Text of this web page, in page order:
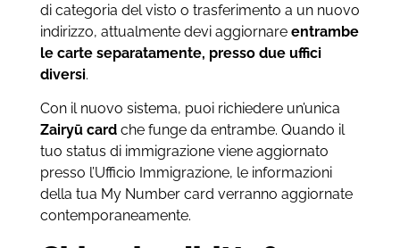
di categoria del visto o trasferimento a un nuovo
indirizzo, attualmente devi aggiornare entrambe
le carte separatamente, presso due uffici
diversi.
Con il nuovo sistema, puoi richiedere un’unica
Zairyū card che funge da entrambe. Quando il
tuo status di immigrazione viene aggiornato
presso l’Ufficio Immigrazione, le informazioni
della tua My Number card verranno aggiornate
contemporaneamente.